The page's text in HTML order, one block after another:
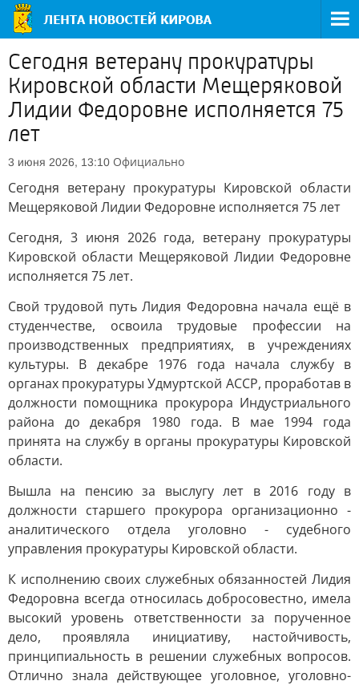
Сегодня ветерану прокуратуры
Кировской области Мещеряковой
Лидии Федоровне исполняется 75
лет
3 июня 2026, 13:10 Официально
Сегодня ветерану прокуратуры Кировской области
Мещеряковой Лидии Федоровне исполняется 75 лет
Сегодня, 3 июня 2026 года, ветерану прокуратуры
Кировской области Мещеряковой Лидии Федоровне
исполняется 75 лет.
Свой трудовой путь Лидия Федоровна начала ещё в
студенчестве, освоила трудовые профессии на
производственных предприятиях, в учреждениях
культуры. В декабре 1976 года начала службу в
органах прокуратуры Удмуртской АССР, проработав в
должности помощника прокурора Индустриального
района до декабря 1980 года. В мае 1994 года
принята на службу в органы прокуратуры Кировской
области.
Вышла на пенсию за выслугу лет в 2016 году в
должности старшего прокурора организационно -
аналитического отдела уголовно - судебного
управления прокуратуры Кировской области.
К исполнению своих служебных обязанностей Лидия
Федоровна всегда относилась добросовестно, имела
высокий уровень ответственности за порученное
дело, проявляла инициативу, настойчивость,
принципиальность в решении служебных вопросов.
Отлично знала действующее уголовное, уголовно-